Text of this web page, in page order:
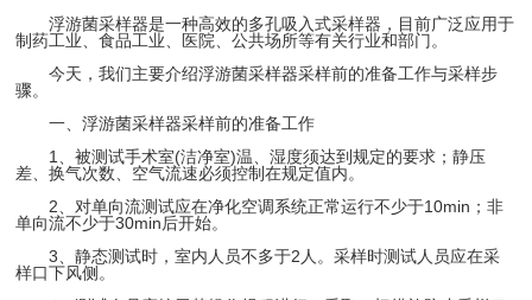
浮游菌采样器是一种高效的多孔吸入式采样器，目前广泛应用于
制药工业、食品工业、医院、公共场所等有关行业和部门。
今天，我们主要介绍浮游菌采样器采样前的准备工作与采样步
骤。
一、浮游菌采样器采样前的准备工作
1、被测试手术室(洁净室)温、湿度须达到规定的要求；静压
差、换气次数、空气流速必须控制在规定值内。
2、对单向流测试应在净化空调系统正常运行不少于10min；非
单向流不少于30min后开始。
3、静态测试时，室内人员不多于2人。采样时测试人员应在采
样口下风侧。